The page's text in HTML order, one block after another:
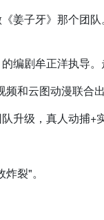
姜子牙》那个团
编剧牟正洋执导
频和云图动漫联
升级，真人动捕
裂"。